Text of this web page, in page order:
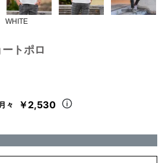
WHITE
トポロ
々 ￥2,530